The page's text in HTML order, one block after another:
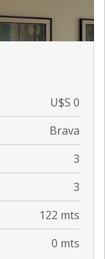
U$S 0
Brava
3
3
122 mts
0 mts